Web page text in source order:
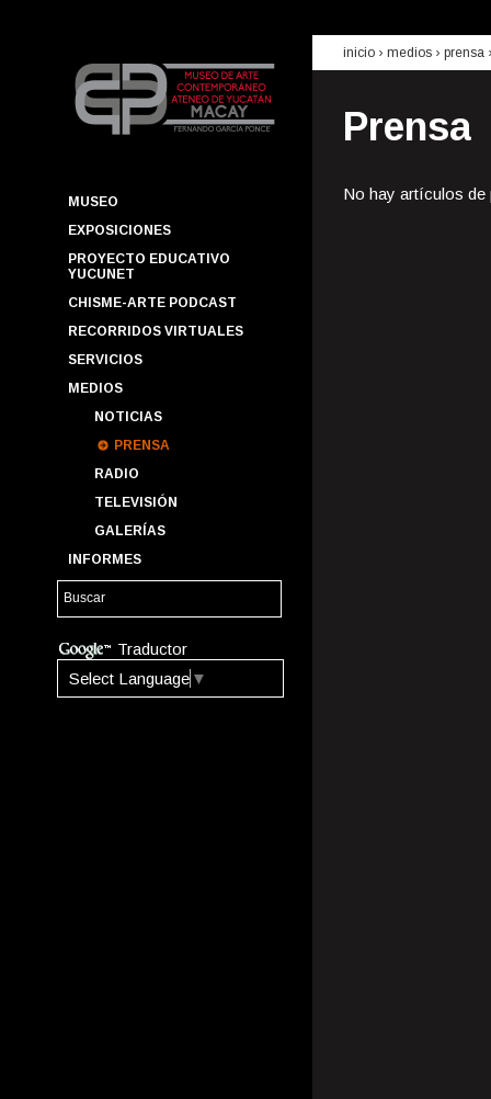
MUSEO
EXPOSICIONES
PROYECTO EDUCATIVO
YUCUNET
CHISME-ARTE PODCAST
RECORRIDOS VIRTUALES
SERVICIOS
MEDIOS
NOTICIAS
PRENSA
RADIO
TELEVISIÓN
GALERÍAS
INFORMES
Traductor
Select Language ▼
inicio › medios › prensa
Prensa
No hay artículos de